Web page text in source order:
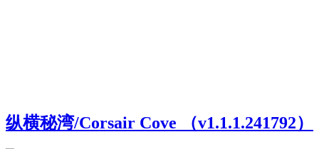
纵横秘湾/Corsair Cove （v1.1.1.241792）